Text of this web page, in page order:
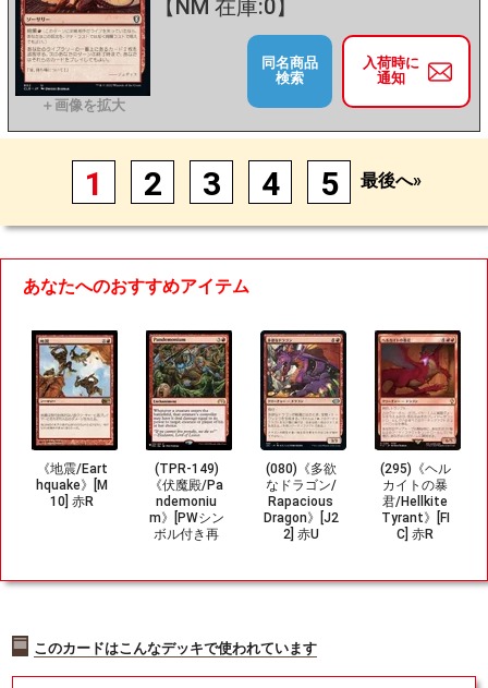
【NM 在庫:0】
入荷時に
通知
同名商品
検索
1 2 3 4 5 最後へ»
あなたへのおすすめアイテム
《地震/Eart
hquake》[M
10] 赤R
(TPR-149)
《伏魔殿/Pa
ndemoniu
m》[PWシン
ボル付き再
(080)《多欲
なドラゴン/
Rapacious
Dragon》[J2
2] 赤U
(295)《ヘル
カイトの暴
君/Hellkite
Tyrant》[FI
C] 赤R
このカードはこんなデッキで使われています